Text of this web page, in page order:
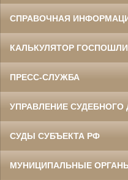
СПРАВОЧНАЯ
КАЛЬКУЛЯТОР
ПРЕСС-СЛУЖБА
УПРАВЛЕНИЕ СУДЕБНОГО
СУДЫ СУБЪЕКТА РФ
МУНИЦИПАЛЬНЫЕ